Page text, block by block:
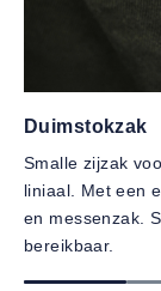
Duimstokzak
Smalle zijzak
liniaal. Met een
en messenzak.
bereikbaar.